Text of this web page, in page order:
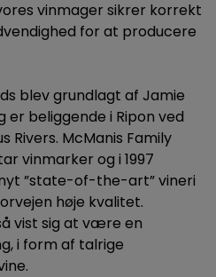
vinmager sikrer korrekt
for at producere
blev grundlagt af Jamie
er beliggende i Ripon ved
Rivers. McManis Family
vinmarker og i 1997
”state-of-the-art” vineri
høje kvalitet.
vist sig at være en
i form af talrige